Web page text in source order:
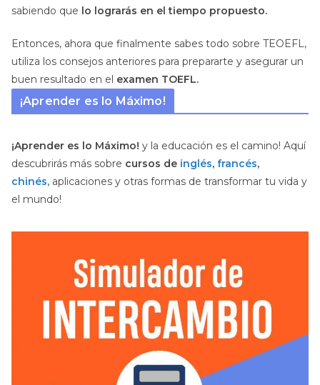
sabiendo que lo lograrás en el tiempo propuesto.
Entonces, ahora que finalmente sabes todo sobre TEOEFL,
utiliza los consejos anteriores para prepararte y asegurar un
buen resultado en el examen TOEFL.
¡Aprender es lo Máximo!
¡Aprender es lo Máximo! y la educación es el camino! Aquí
descubrirás más sobre cursos de inglés, francés,
chinés, aplicaciones y otras formas de transformar tu vida y
el mundo!